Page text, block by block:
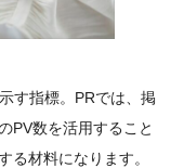
す指標。PRでは、掲
PV数を活用すること
る材料になります。